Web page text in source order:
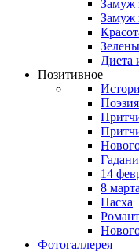
Замуж
Замуж
Диета
Позитивное
14
8 марта
Пасха
Фотогаллерея